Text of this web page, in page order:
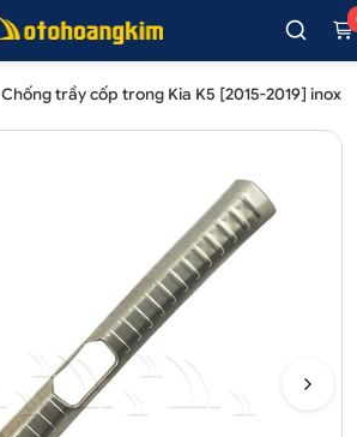
Chống trầy cốp trong Kia K5 [2015-2019] inox